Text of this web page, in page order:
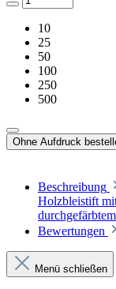
10
25
50
100
250
500
Ohne Aufdruck
Beschreibung
Holzbleistift
Bewertungen
Menü schließen